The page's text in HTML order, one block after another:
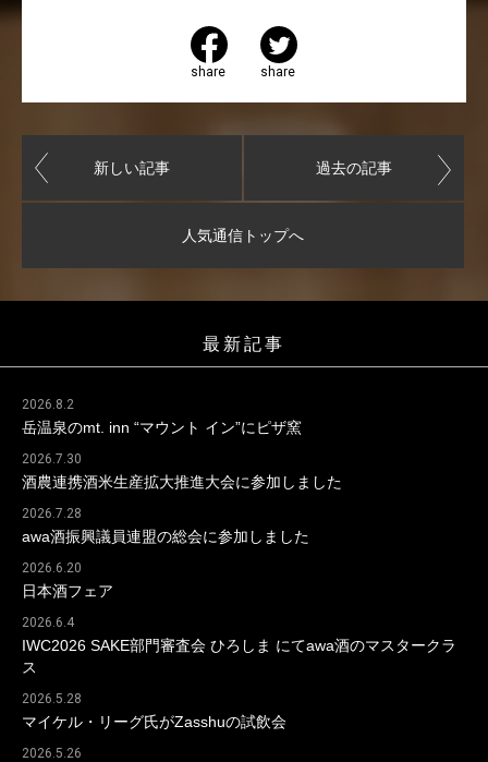
share share
新しい記事
人気通信トップへ
過去の記事
最新記事
2026.8.2
岳温泉のmt. inn “マウント イン”にピザ窯
2026.7.30
酒農連携酒米生産拡大推進大会に参加しました
2026.7.28
awa酒振興議員連盟の総会に参加しました
2026.6.20
日本酒フェア
2026.6.4
IWC2026 SAKE部門審査会 ひろしま にてawa酒のマスタークラ
ス
2026.5.28
マイケル・リーグ氏がZasshuの試飲会
2026.5.26